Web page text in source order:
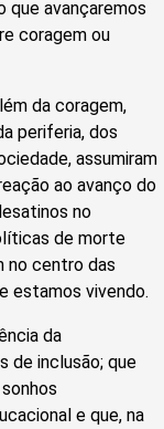
que avançaremos
coragem ou
da coragem,
periferia, dos
assumiram
ao avanço do
no
de morte
no centro das
estamos vivendo.
da
de inclusão; que
e que, na